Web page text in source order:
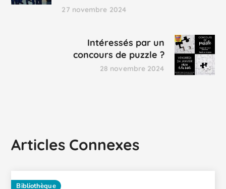
27 novembre 2024
Intéressés par un
concours de puzzle ?
28 novembre 2024
Articles Connexes
Bibliothèque